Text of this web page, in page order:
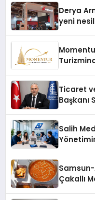
Derya
yeni
Ticaret
Başkanı
Salih
Çakallı